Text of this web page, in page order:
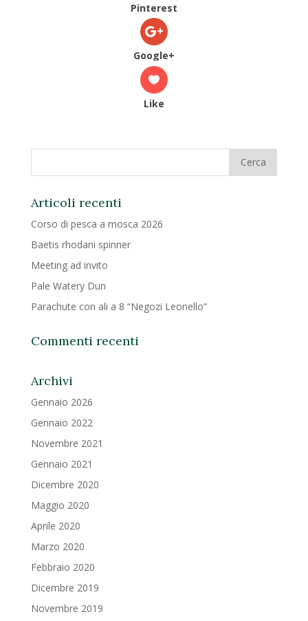
Pinterest
Google+
Like
Articoli recenti
Corso di pesca a mosca 2026
Baetis rhodani spinner
Meeting ad invito
Pale Watery Dun
Parachute con ali a 8 “Negozi Leonello”
Commenti recenti
Archivi
Gennaio 2026
Gennaio 2022
Novembre 2021
Gennaio 2021
Dicembre 2020
Maggio 2020
Aprile 2020
Marzo 2020
Febbraio 2020
Dicembre 2019
Novembre 2019